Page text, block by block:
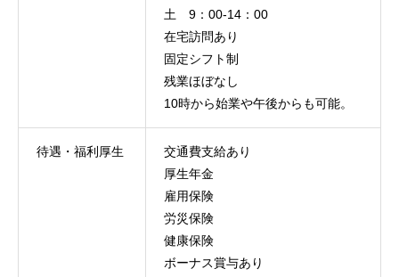
土 9：00-14：00
在宅訪問あり
固定シフト制
残業ほぼなし
10時から始業や午後からも可能。
待遇・福利厚生
交通費支給あり
厚生年金
雇用保険
労災保険
健康保険
ボーナス賞与あり